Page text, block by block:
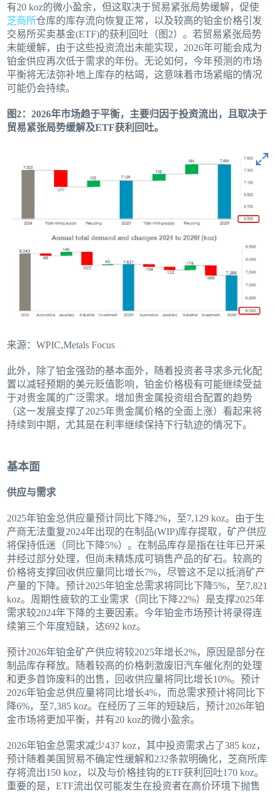
有20 koz的微小盈余，但这取决于贸易紧张局势缓解，促使
芝商所仓库的库存流向恢复正常，以及较高的铂金价格引发
交易所买卖基金(ETF)的获利回吐（图2）。若贸易紧张局势
未能缓解，由于这些投资流出未能实现，2026年可能会成为
铂金供应再次低于需求的年份。无论如何，今年预测的市场
平衡将无法弥补地上库存的枯竭，这意味着市场紧缩的情况
可能仍会持续。
图2：2026年市场趋于平衡，主要归因于投资流出，且取决于
贸易紧张局势缓解及ETF获利回吐。
来源：WPIC,Metals Focus
此外，除了铂金强劲的基本面外，随着投资者寻求多元化配
置以减轻预期的美元贬值影响，铂金价格极有可能继续受益
于对贵金属的广泛需求。增加贵金属投资组合配置的趋势
（这一发展支撑了2025年贵金属价格的全面上涨）看起来将
持续到中期，尤其是在利率继续保持下行轨迹的情况下。
基本面
供应与需求
2025年铂金总供应量预计同比下降2%，至7,129 koz。由于生
产商无法重复2024年出现的在制品(WIP)库存提取，矿产供应
将保持低迷（同比下降5%）。在制品库存是指在往年已开采
并经过部分处理，但尚未精炼成可销售产品的矿石。较高的
价格将支撑回收供应量同比增长7%，尽管这不足以抵消矿产
产量的下降。预计2025年铂金总需求将同比下降5%，至7,821
koz。周期性疲软的工业需求（同比下降22%）是支撑2025年
需求较2024年下降的主要因素。今年铂金市场预计将录得连
续第三个年度短缺，达692 koz。
预计2026年铂金矿产供应将较2025年增长2%，原因是部分在
制品库存释放。随着较高的价格刺激废旧汽车催化剂的处理
和更多首饰废料的出售，回收供应量将同比增长10%。预计
2026年铂金总供应量将同比增长4%，而总需求预计将同比下
降6%，至7,385 koz。在经历了三年的短缺后，预计2026年铂
金市场将更加平衡，并有20 koz的微小盈余。
2026年铂金总需求减少437 koz，其中投资需求占了385 koz，
预计随着美国贸易不确定性缓解和232条款明确化，芝商所库
存将流出150 koz，以及与价格挂钩的ETF获利回吐170 koz。
重要的是，ETF流出仅可能发生在投资者在高价环境下抛售